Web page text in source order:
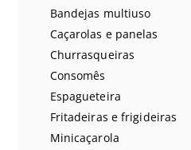
Bandejas multiuso
Caçarolas e panelas
Churrasqueiras
Consomês
Espagueteira
Fritadeiras e frigideiras
Minicaçarola